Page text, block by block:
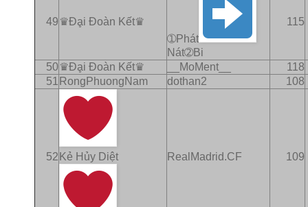
49 ♛Ðḁi Ðoàn Kết♛
➀Phát
Nát➁Bi
115
50♛Ðḁi Ðoàn Kết♛ __MoMent__
118
51 RongPhuongNam dothan2 108
52 Kẻ Hủy Diệt RealMadrid.CF 109